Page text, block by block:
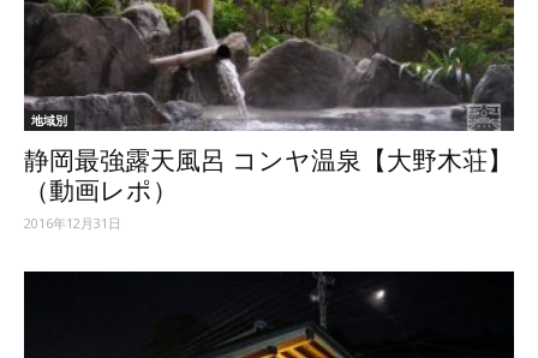
地域別
静岡最強露天風呂 コンヤ温泉【大野木荘】
（動画レポ）
2016年12月31日